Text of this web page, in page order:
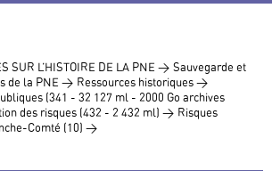
SUR L’HISTOIRE DE LA PNE > Sauvegarde et
de la PNE > Ressources historiques >
(341 - 32 127 ml - 2000 Go archives
des risques (432 - 2 432 ml) > Risques
Comté (10) >